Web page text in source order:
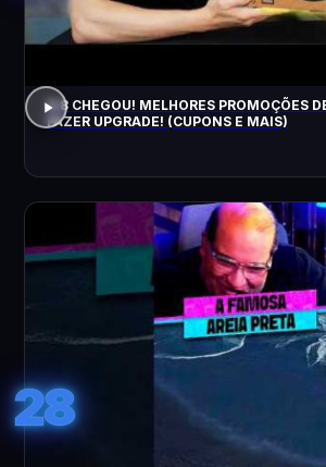
8.8 CHEGOU! MELHORES PROMOÇÕES
FAZER UPGRADE! (CUPONS E MAIS)
28